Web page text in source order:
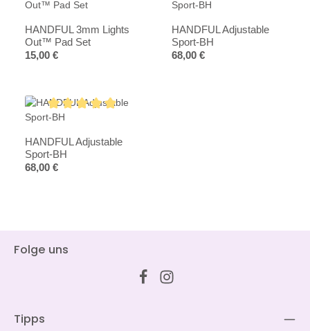
HANDFUL 3mm Lights
Out™ Pad Set
Regulärer Preis:
15,00 €
Durchschnittliche Bewertung
HANDFUL Adjustable
Sport-BH
Regulärer Preis:
68,00 €
Durchschnittliche Bewertung von 4.8 von 5 Sternen
HANDFUL Adjustable
Sport-BH
Regulärer Preis:
68,00 €
Folge uns
Tipps